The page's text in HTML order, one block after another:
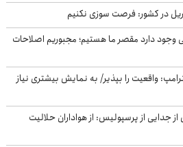
در کشور: فرصت سوزی نکنیم
وجود دارد مقصر ما هستیم؛ مجبوریم اصلاحات
واقعیت را بپذیر/ به نمایش بیشتری نیاز
از پرسپولیس: از هواداران حلالیت